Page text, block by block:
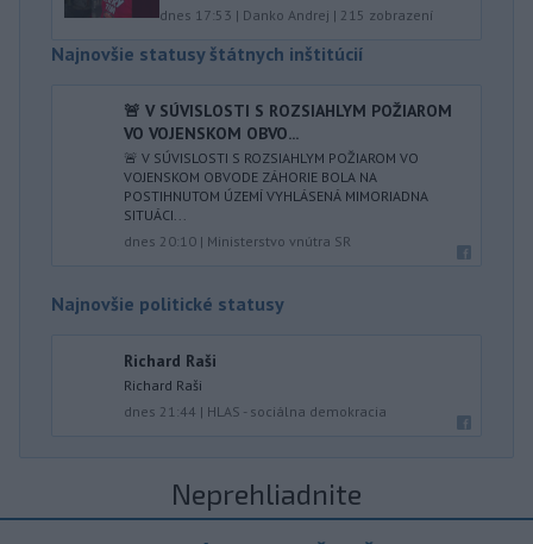
dnes 17:53 | Danko Andrej | 215 zobrazení
Najnovšie statusy štátnych inštitúcií
🚨 V SÚVISLOSTI S ROZSIAHLYM POŽIAROM
VO VOJENSKOM OBVO...
🚨 V SÚVISLOSTI S ROZSIAHLYM POŽIAROM VO
VOJENSKOM OBVODE ZÁHORIE BOLA NA
POSTIHNUTOM ÚZEMÍ VYHLÁSENÁ MIMORIADNA
SITUÁCI...
dnes 20:10 | Ministerstvo vnútra SR
Najnovšie politické statusy
Richard Raši
Richard Raši
dnes 21:44 | HLAS - sociálna demokracia
Neprehliadnite